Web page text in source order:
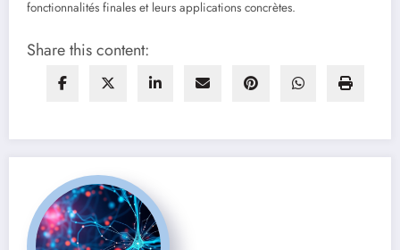
fonctionnalités finales et leurs applications concrètes.
Share this content: